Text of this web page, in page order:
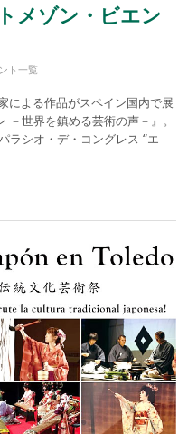
メゾン・ビエン
ト一覧
による作品がスペイン国内で展
世界を鎮める芸術の声－』。
シオ・デ・コングレス “エ